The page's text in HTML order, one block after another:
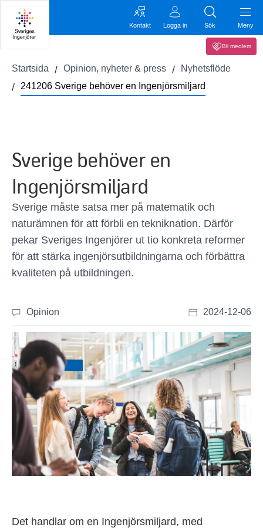
Kontakt Logga in Sök Meny
Bli medlem
Startsida Opinion, nyheter & press
Nyhetsflöde
241206 Sverige behöver en Ingenjörsmiljard
Sverige behöver en
Ingenjörsmiljard
Sverige måste satsa mer på matematik och
naturämnen för att förbli en tekniknation. Därför
pekar Sveriges Ingenjörer ut tio konkreta reformer
för att stärka ingenjörsutbildningarna och förbättra
kvaliteten på utbildningen.
Opinion 2024-12-06
Det handlar om en Ingenjörsmiljard, med